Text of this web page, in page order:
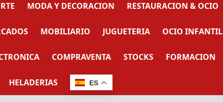
MODA Y DECORACION RESTAURACION & OCIO
MOBILIARIO JUGUETERIA OCIO INFANTIL
COMPRAVENTA STOCKS FORMACION
HELADERIAS ES